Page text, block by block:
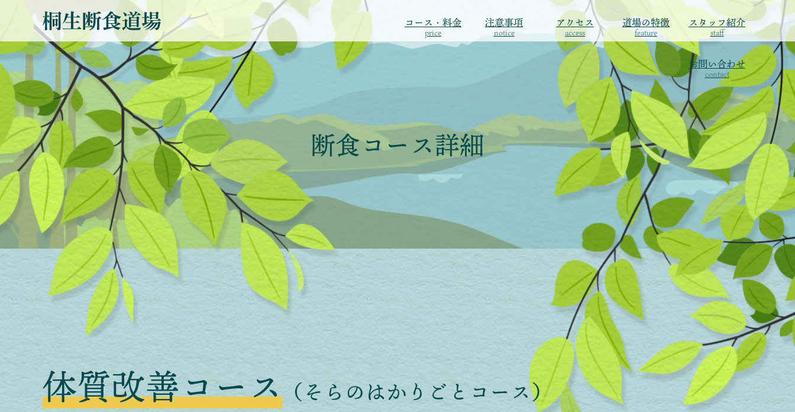
コース・料金
price
注意事項
notice
アクセス
access
道場の特徴
feature
スタッフ紹介
staff
お問い合わせ
contact
断食コース詳細
体質改善コース （そらのはかりごとコース）